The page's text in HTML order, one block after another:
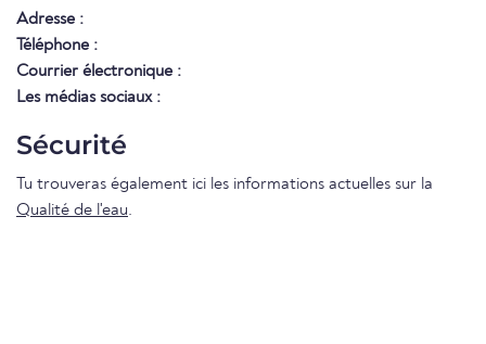
Adresse :
Téléphone :
Courrier électronique :
Les médias sociaux :
Sécurité
Tu trouveras également ici les informations actuelles sur la
Qualité de l'eau.